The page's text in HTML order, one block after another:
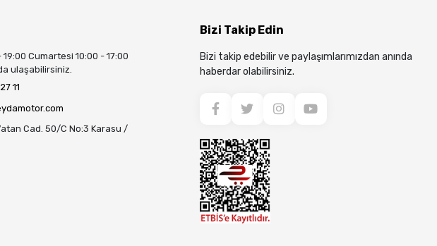
Cumartesi 10:00 - 17:00
ulaşabilirsiniz.
11
Cad. 50/C No:3 Karasu /
Bizi Takip Edin
Bizi takip edebilir ve paylaşımlarımızdan anında
haberdar olabilirsiniz.